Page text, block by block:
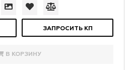
ЗАПРОСИТЬ КП
В КОРЗИНУ